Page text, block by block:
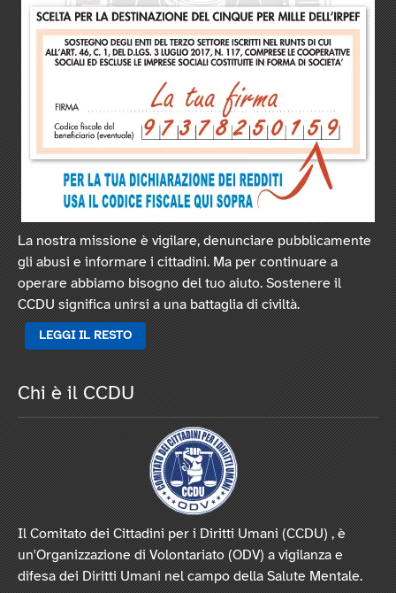
La nostra missione è vigilare, denunciare pubblicamente
gli abusi e informare i cittadini. Ma per continuare a
operare abbiamo bisogno del tuo aiuto. Sostenere il
CCDU significa unirsi a una battaglia di civiltà.
LEGGI IL RESTO
Chi è il CCDU
Il Comitato dei Cittadini per i Diritti Umani (CCDU) , è
un'Organizzazione di Volontariato (ODV) a vigilanza e
difesa dei Diritti Umani nel campo della Salute Mentale.